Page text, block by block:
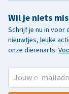
Wil je niets
Schrijf je nu in voor
nieuwtjes, leuke
onze dierenarts.